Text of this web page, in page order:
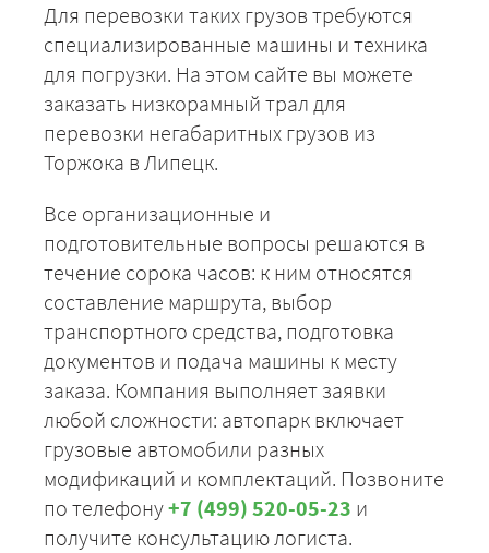
Для перевозки таких грузов требуются
специализированные машины и техника
для погрузки. На этом сайте вы можете
заказать низкорамный трал для
перевозки негабаритных грузов из
Торжока в Липецк.
Все организационные и
подготовительные вопросы решаются в
течение сорока часов: к ним относятся
составление маршрута, выбор
транспортного средства, подготовка
документов и подача машины к месту
заказа. Компания выполняет заявки
любой сложности: автопарк включает
грузовые автомобили разных
модификаций и комплектаций. Позвоните
по телефону+7 (499) 520-05-23 и
получите консультацию логиста.